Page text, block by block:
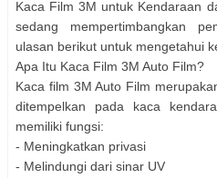
Kaca Film 3M untuk Kendaraan
sedang mempertimbangkan
ulasan berikut untuk mengetahui
Apa Itu Kaca Film 3M Auto Film?
Kaca film 3M Auto Film
ditempelkan pada kaca
memiliki fungsi:
- Meningkatkan privasi
- Melindungi dari sinar UV